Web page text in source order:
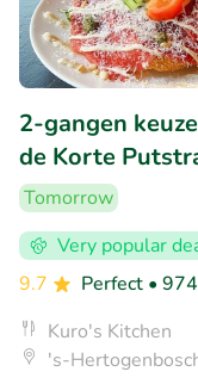
2-gangen
de Korte
Tomorrow
Very popular
9.7
Perfect •
Kuro's Kitchen
's-